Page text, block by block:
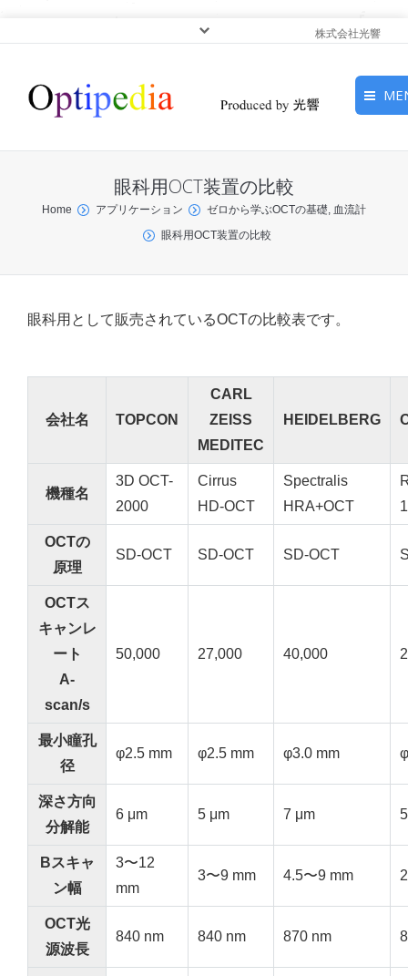
株式会社光響
ピックアップ
光基礎・光源
ン
眼科用OCT装置の比較
You are here:
Home アプリケーション
ゼロから学ぶOCTの基礎, 血流計
眼科用OCT装置の比較
眼科用として販売されているOCTの比較表です。
会社名 TOPCON
CARL
ZEISS
MEDITEC
HEIDELBERG
機種名
3D OCT-
2000
Cirrus
HD-OCT
Spectralis
HRA+OCT
OCTの
原理
SD-OCT SD-OCT SD-OCT
OCTス
キャンレ
ート
A-
scan/s
50,000 27,000 40,000
最小瞳孔
径
φ2.5 mm φ2.5 mm φ3.0 mm
深さ方向
分解能
6 μm 5 μm 7 μm
Bスキャ
ン幅
3〜12
mm
3〜9 mm 4.5〜9 mm
OCT光
源波長
840 nm 840 nm 870 nm